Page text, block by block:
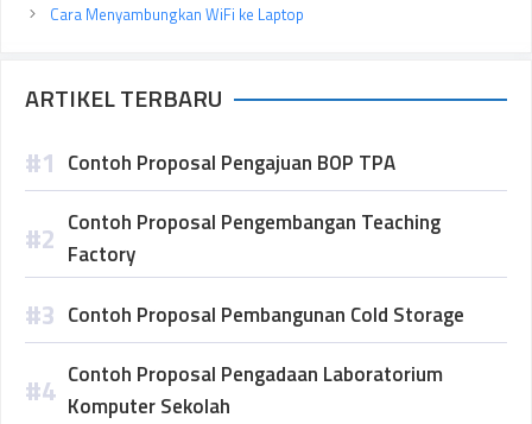
Cara Menyambungkan WiFi ke Laptop
ARTIKEL TERBARU
Contoh Proposal Pengajuan BOP TPA
Contoh Proposal Pengembangan Teaching
Factory
Contoh Proposal Pembangunan Cold Storage
Contoh Proposal Pengadaan Laboratorium
Komputer Sekolah